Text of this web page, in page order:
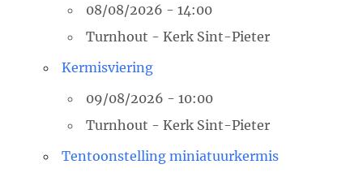
08/08/2026 - 14:00
Turnhout - Kerk Sint-Pieter
Kermisviering
09/08/2026 - 10:00
Turnhout - Kerk Sint-Pieter
Tentoonstelling miniatuurkermis